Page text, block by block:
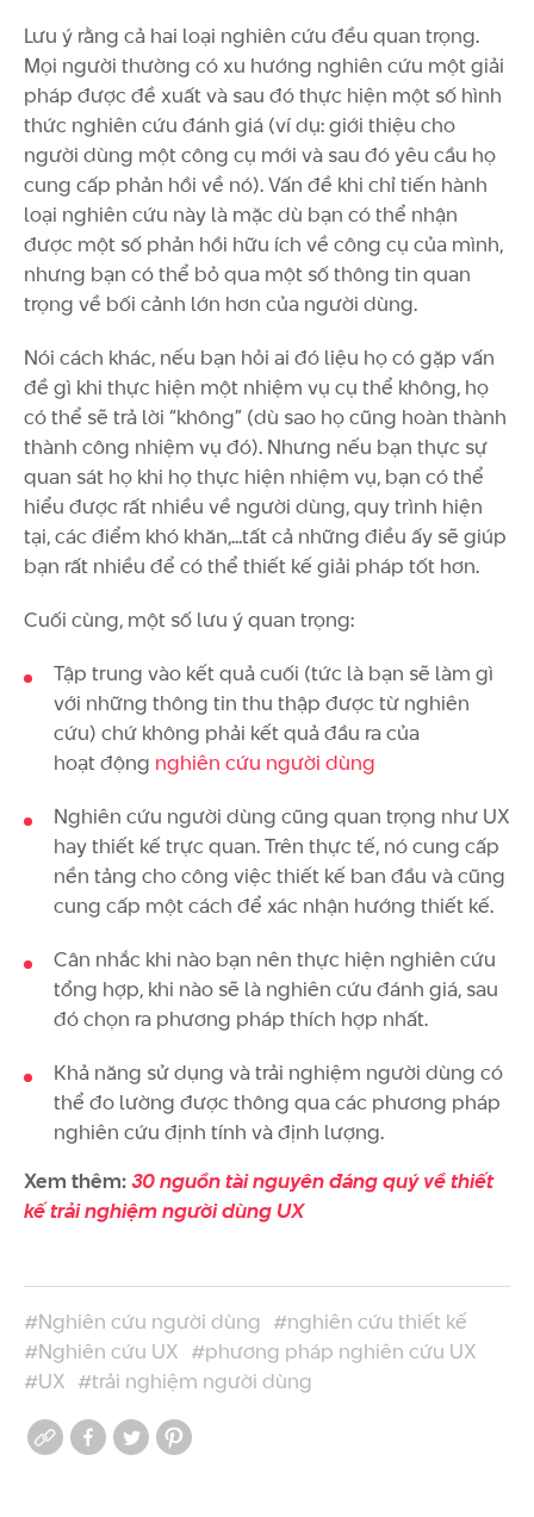
Lưu ý rằng cả hai loại nghiên cứu đều quan trọng.
Mọi người thường có xu hướng nghiên cứu một giải
pháp được đề xuất và sau đó thực hiện một số hình
thức nghiên cứu đánh giá (ví dụ: giới thiệu cho
người dùng một công cụ mới và sau đó yêu cầu họ
cung cấp phản hồi về nó). Vấn đề khi chỉ tiến hành
loại nghiên cứu này là mặc dù bạn có thể nhận
được một số phản hồi hữu ích về công cụ của mình,
nhưng bạn có thể bỏ qua một số thông tin quan
trọng về bối cảnh lớn hơn của người dùng.
Nói cách khác, nếu bạn hỏi ai đó liệu họ có gặp vấn
đề gì khi thực hiện một nhiệm vụ cụ thể không, họ
có thể sẽ trả lời “không” (dù sao họ cũng hoàn thành
thành công nhiệm vụ đó). Nhưng nếu bạn thực sự
quan sát họ khi họ thực hiện nhiệm vụ, bạn có thể
hiểu được rất nhiều về người dùng, quy trình hiện
tại, các điểm khó khăn,...tất cả những điều ấy sẽ giúp
bạn rất nhiều để có thể thiết kế giải pháp tốt hơn.
Cuối cùng, một số lưu ý quan trọng:
Tập trung vào kết quả cuối (tức là bạn sẽ làm gì
với những thông tin thu thập được từ nghiên
cứu) chứ không phải kết quả đầu ra của
hoạt động nghiên cứu người dùng
Nghiên cứu người dùng cũng quan trọng như UX
hay thiết kế trực quan. Trên thực tế, nó cung cấp
nền tảng cho công việc thiết kế ban đầu và cũng
cung cấp một cách để xác nhận hướng thiết kế.
Cân nhắc khi nào bạn nên thực hiện nghiên cứu
tổng hợp, khi nào sẽ là nghiên cứu đánh giá, sau
đó chọn ra phương pháp thích hợp nhất.
Khả năng sử dụng và trải nghiệm người dùng có
thể đo lường được thông qua các phương pháp
nghiên cứu định tính và định lượng.
Xem thêm:30 nguồn tài nguyên đáng quý về thiết
kế trải nghiệm người dùng UX
#Nghiên cứu người dùng #nghiên cứu thiết kế
#Nghiên cứu UX #phương pháp nghiên cứu UX
#UX #trải nghiệm người dùng